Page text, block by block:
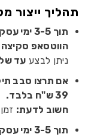
תהליך ייצור
תוך 3-5
הווטסאפ סקיצה
ניתן לבצע עד
אם תרצו סבב
39 ש"ח בלבד.
חשוב לדעת:
תוך 3-5